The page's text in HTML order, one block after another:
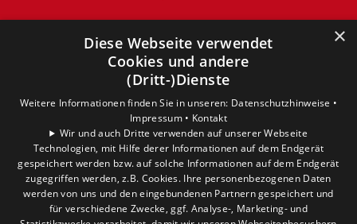
Leistungen
Standort
Verden
×
Diese Webseite verwendet
Cookies und andere
(Dritt-)Dienste
Weitere Informationen finden Sie in unseren: Datenschutzhinweise •
Impressum • Kontakt
Wir und auch Dritte verwenden auf unserer Webseite
Technologien, mit Hilfe derer Informationen auf dem Endgerät
gespeichert werden bzw. auf solche Informationen auf dem Endgerät
zugegriffen werden, z.B. Cookies. Ihre personenbezogenen Daten
werden von uns und den eingebundenen Partnern gespeichert und
für verschiedene Zwecke, ggf. Analyse-, Marketing- und